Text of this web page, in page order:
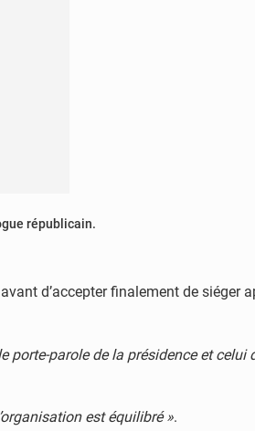
républicain.
d’accepter finalement de
parole de la présidence et celui
est équilibré ».